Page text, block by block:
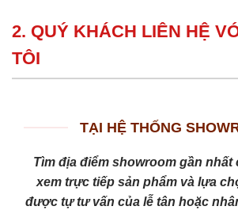
2. QUÝ KHÁCH LIÊN HỆ
TÔI
TẠI HỆ THỐNG
Tìm địa điểm showroom gần nhất
xem trực tiếp sản phẩm và lựa
được tự tư vấn của lễ tân hoặc